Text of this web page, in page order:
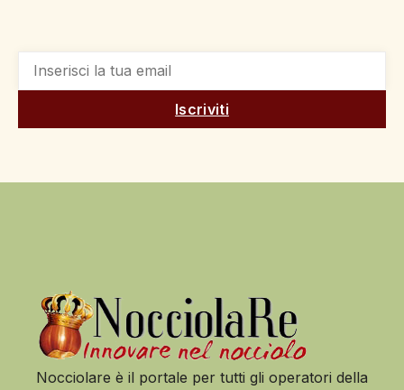
Iscriviti
Nocciolare è il portale per tutti gli operatori della